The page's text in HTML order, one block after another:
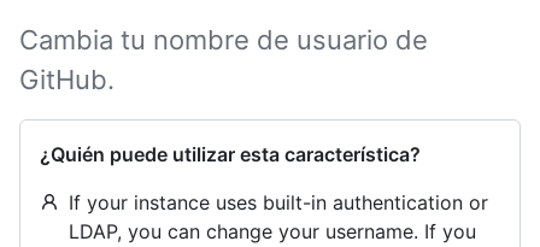
Cambia tu nombre de usuario de
GitHub.
¿Quién puede utilizar esta característica?
If your instance uses built-in authentication or
LDAP, you can change your username. If you